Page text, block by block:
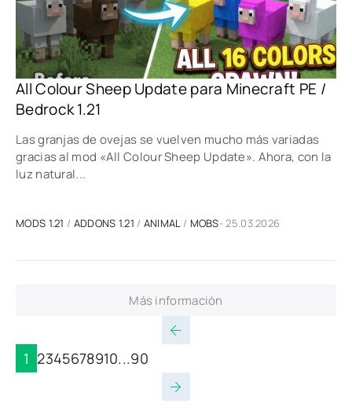
All Colour Sheep Update para Minecraft PE /
Bedrock 1.21
Las granjas de ovejas se vuelven mucho más variadas
gracias al mod «All Colour Sheep Update». Ahora, con la
luz natural...
MODS 1.21 / ADDONS 1.21 / ANIMAL/ MOBS- 25.03.2026
Más información
1 2345678910...90